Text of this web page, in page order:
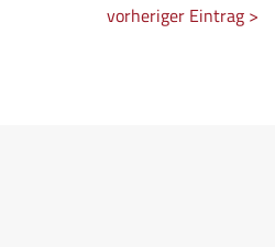
vorheriger Eintrag >